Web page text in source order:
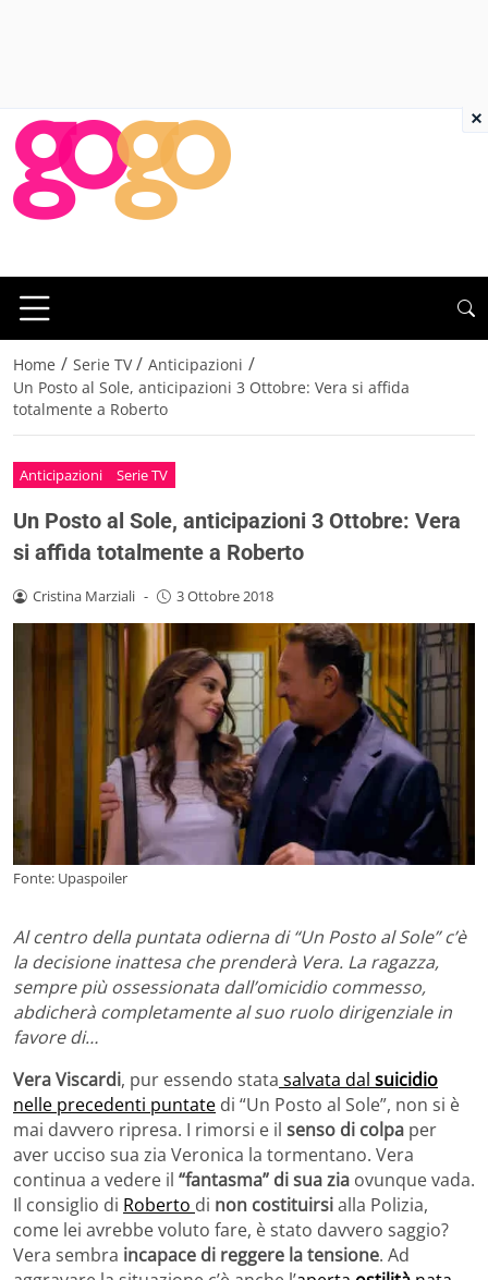
Home / Serie TV / Anticipazioni /
Un Posto al Sole, anticipazioni 3 Ottobre: Vera si affida
totalmente a Roberto
Anticipazioni Serie TV
Un Posto al Sole, anticipazioni 3 Ottobre: Vera
si affida totalmente a Roberto
Cristina Marziali - 3 Ottobre 2018
Fonte: Upaspoiler
Al centro della puntata odierna di “Un Posto al Sole” c’è
la decisione inattesa che prenderà Vera. La ragazza,
sempre più ossessionata dall’omicidio commesso,
abdicherà completamente al suo ruolo dirigenziale in
favore di…
Vera Viscardi, pur essendo stata salvata dal suicidio
nelle precedenti puntate di “Un Posto al Sole”, non si è
mai davvero ripresa. I rimorsi e il senso di colpa per
aver ucciso sua zia Veronica la tormentano. Vera
continua a vedere il “fantasma” di sua zia ovunque vada.
Il consiglio di Roberto di non costituirsialla Polizia,
come lei avrebbe voluto fare, è stato davvero saggio?
Vera sembra incapace di reggere la tensione. Ad
×